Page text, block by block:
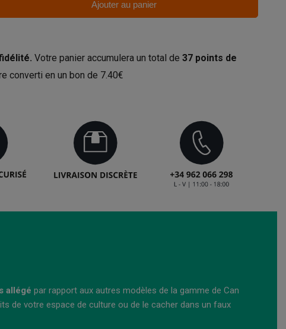
Ajouter au panier
Votre panier accumulera un total de 37 points de
converti en un bon de 7.40€
allégé par rapport aux autres modèles de la gamme de Can
de votre espace de culture ou de le cacher dans un faux